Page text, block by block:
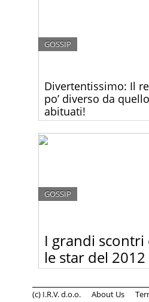
Divertentissimo: Il
po’ diverso da
abituati!
GOSSIP
divertente come quello di ieri
dei premi BAFTA di Londra.
I grandi scontri
le star del 2012
GOSSIP
Decidi tu:-)
(c) I.R.V. d.o.o.
About Us